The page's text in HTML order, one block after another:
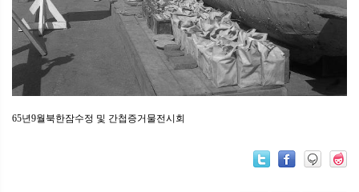
65년9월북한잠수정 및 간첩증거물전시회